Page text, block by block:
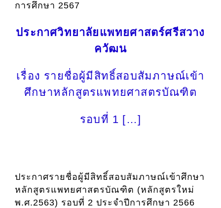
การศึกษา 2567
ประกาศวิทยาลัยแพทยศาสตร์ศรีสวาง
ควัฒน
เรื่อง รายชื่อผู้มีสิทธิ์สอบสัมภาษณ์เข้า
ศึกษาหลักสูตรแพทยศาสตรบัณฑิต
รอบที่ 1 […]
ประกาศรายชื่อผู้มีสิทธิ์สอบสัมภาษณ์เข้าศึกษา
หลักสูตรแพทยศาสตรบัณฑิต (หลักสูตรใหม่
พ.ศ.2563) รอบที่ 2 ประจำปีการศึกษา 2566